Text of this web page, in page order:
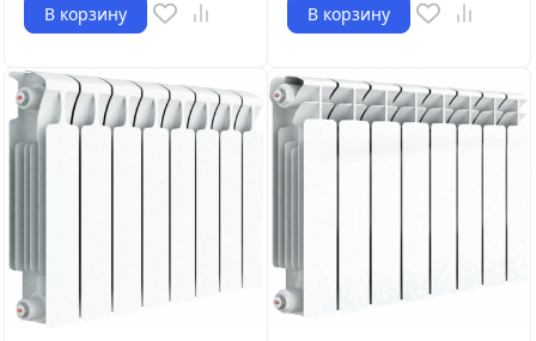
В корзину В корзину